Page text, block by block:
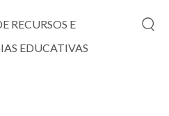
RECURSOS E
EDUCATIVAS